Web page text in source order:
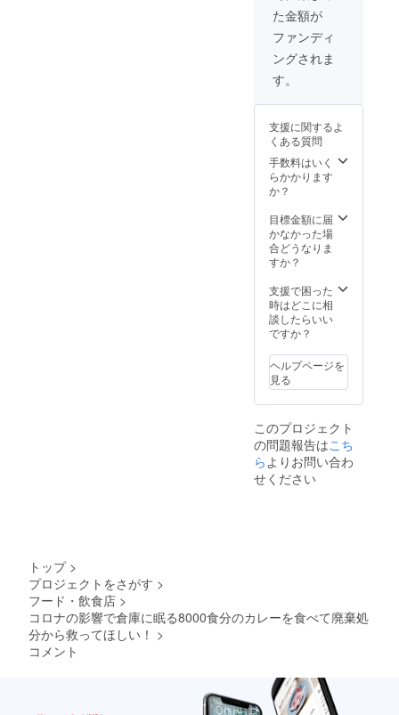
缶 ・さ
ばの水
煮缶
をお送
りする
コース
です。
た金額が
ファンディ
ングされま
す。
支援に関するよ
くある質問
手数料はいく
らかかります
か？
目標金額に届
かなかった場
合どうなりま
すか？
支援で困った
時はどこに相
談したらいい
ですか？
ヘルプページを
見る
このプロジェクト
の問題報告はこち
らよりお問い合わ
せください
トップ >
プロジェクトをさがす >
フード・飲食店 >
コロナの影響で倉庫に眠る8000食分のカレーを食べて廃棄処
分から救ってほしい！ >
コメント